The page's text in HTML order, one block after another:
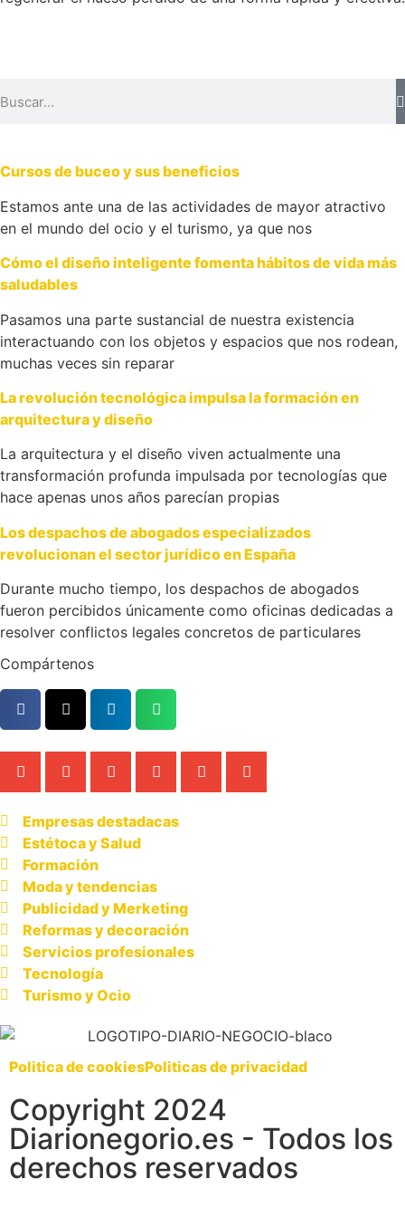
Cursos de buceo y sus beneficios
Estamos ante una de las actividades de mayor atractivo
en el mundo del ocio y el turismo, ya que nos
Cómo el diseño inteligente fomenta hábitos de vida más
saludables
Pasamos una parte sustancial de nuestra existencia
interactuando con los objetos y espacios que nos rodean,
muchas veces sin reparar
La revolución tecnológica impulsa la formación en
arquitectura y diseño
La arquitectura y el diseño viven actualmente una
transformación profunda impulsada por tecnologías que
hace apenas unos años parecían propias
Los despachos de abogados especializados
revolucionan el sector jurídico en España
Durante mucho tiempo, los despachos de abogados
fueron percibidos únicamente como oficinas dedicadas a
resolver conflictos legales concretos de particulares
Compártenos
Empresas destadacas
Estétoca y Salud
Formación
Moda y tendencias
Publicidad y Merketing
Reformas y decoración
Servicios profesionales
Tecnología
Turismo y Ocio
Politica de cookiesPoliticas de privacidad
Copyright 2024
Diarionegorio.es - Todos los
derechos reservados